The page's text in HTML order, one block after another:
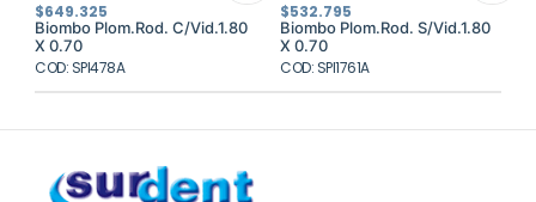
$649.325
Biombo Plom.Rod. C/Vid.1.80
X 0.70
COD: SPI478A
$532.795
Biombo Plom.Rod. S/Vid.1.80
X 0.70
COD: SPI1761A